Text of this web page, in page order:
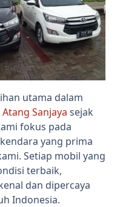
utama dalam
Sanjaya sejak
fokus pada
yang prima
Setiap mobil yang
terbaik,
dan dipercaya
Indonesia.